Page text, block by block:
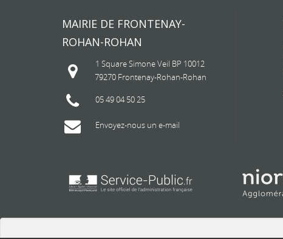
MAIRIE DE FRONTENAY-
ROHAN-ROHAN
1 Square Simone Veil BP 10012
79270 Frontenay-Rohan-Rohan
05 49 04 50 25
Envoyez-nous un e-mail